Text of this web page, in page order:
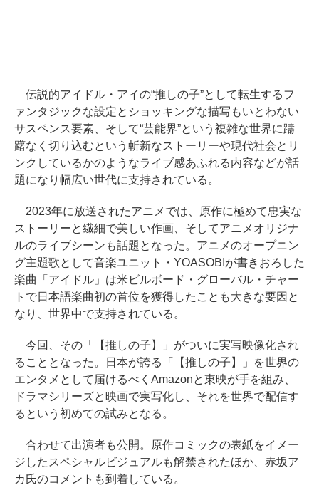
伝説的アイドル・アイの“推しの子”として転生するフ
ァンタジックな設定とショッキングな描写もいとわない
サスペンス要素、そして“芸能界”という複雑な世界に躊
躇なく切り込むという斬新なストーリーや現代社会とリ
ンクしているかのようなライブ感あふれる内容などが話
題になり幅広い世代に支持されている。
2023年に放送されたアニメでは、原作に極めて忠実な
ストーリーと繊細で美しい作画、そしてアニメオリジナ
ルのライブシーンも話題となった。アニメのオープニン
グ主題歌として音楽ユニット・YOASOBIが書きおろした
楽曲「アイドル」は米ビルボード・グローバル・チャー
トで日本語楽曲初の首位を獲得したことも大きな要因と
なり、世界中で支持されている。
今回、その「【推しの子】」がついに実写映像化され
ることとなった。日本が誇る「【推しの子】」を世界の
エンタメとして届けるべくAmazonと東映が手を組み、
ドラマシリーズと映画で実写化し、それを世界で配信す
るという初めての試みとなる。
合わせて出演者も公開。原作コミックの表紙をイメー
ジしたスペシャルビジュアルも解禁されたほか、赤坂ア
カ氏のコメントも到着している。